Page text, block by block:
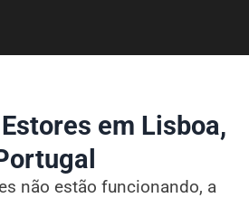
em Lisboa,
não estão funcionando, a